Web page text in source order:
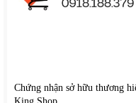
Lò hoạt động với
Chứng nhận sở hữu thương